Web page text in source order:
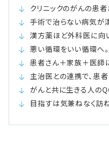
クリニックのがんの患
手術で治らない病気
漢方薬ほど外科医に向
悪い循環をいい循環へ
患者さん＋家族＋医師
主治医との連携で、患
がんと共に生きる人の
目指すは気兼ねなく訪